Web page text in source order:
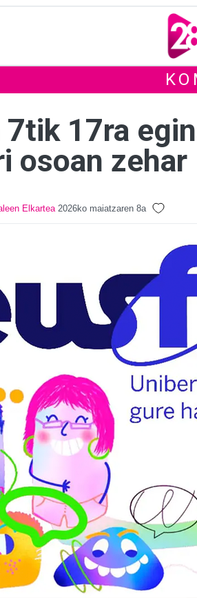
17ra
osoan zehar
Elkartea 2026ko maiatzaren 8a